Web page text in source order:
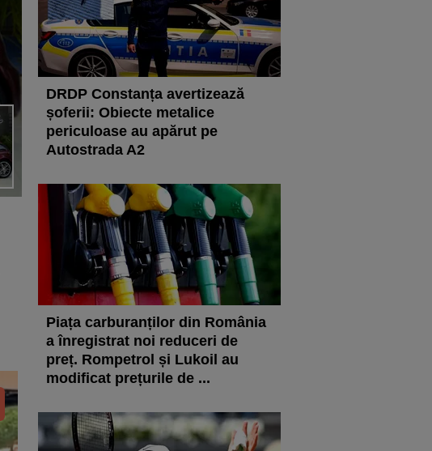
DRDP Constanța avertizează
șoferii: Obiecte metalice
periculoase au apărut pe
Autostrada A2
Piața carburanților din România
a înregistrat noi reduceri de
preț. Rompetrol și Lukoil au
modificat prețurile de ...